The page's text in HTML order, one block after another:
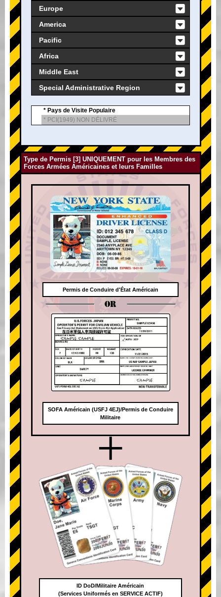
Europe
America
Pacific
Africa
Middle East
Special Administrative Region
* Pays de Visite Populaire
* PCI(1949) NON DÉLIVRÉ
Type de Permis [3] UNIQUEMENT pour les Membres des
Forces Armées Américaines et leurs Familles
Permis de Conduire d'État Américain
OR
SOFA Américain (USFJ 4EJ)/Permis de Conduire
Militaire
+
ID DoD/Militaire Américain
(Services Uniformés en SERVICE ACTIF)